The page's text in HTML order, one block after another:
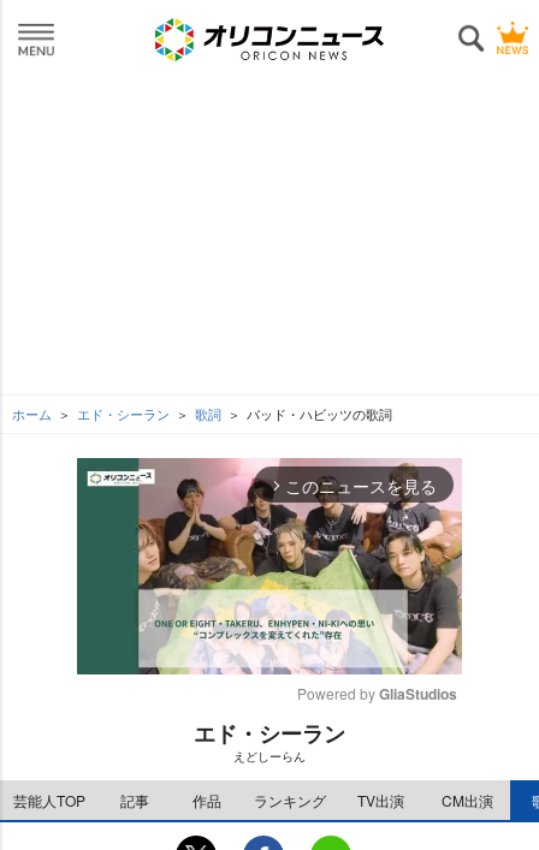
ホーム エド・シーラン 歌詞 バッド・ハビッツの歌詞
arrow_forward_ios このニュースを見る
e
Powered by GliaStudios
エド・シーラン
えどしーらん
芸能人TOP 記事 作品 ランキング TV出演 CM出演